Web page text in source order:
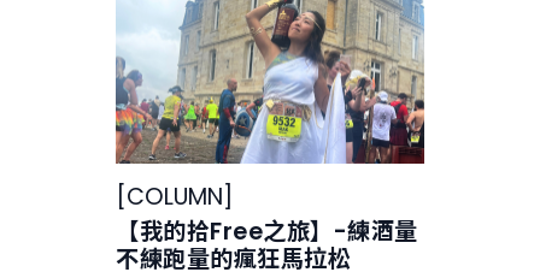
COLUMN
【我的拾Free之旅】-練酒量
不練跑量的瘋狂馬拉松